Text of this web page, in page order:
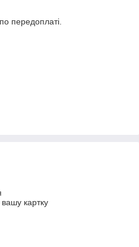
передоплаті.
картку